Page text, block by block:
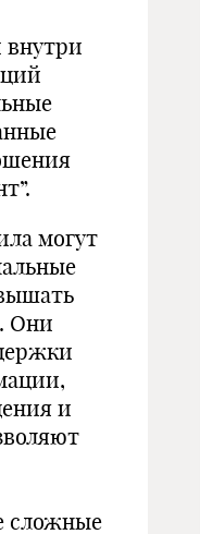
могут
Они
и
сложные